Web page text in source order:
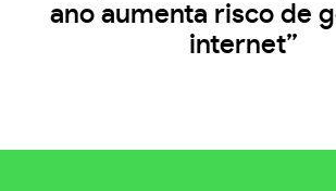
ano aumenta risco de
internet”